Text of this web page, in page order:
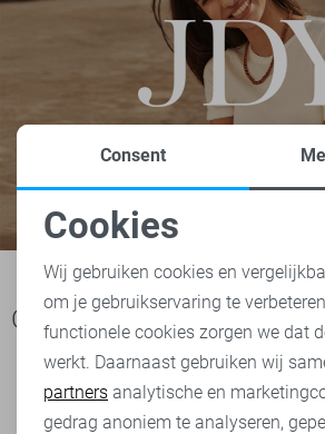
Ook het bekijken waard
Noodzakelijke cookies
Personalisatie cookies
Analytische cookies
Marketing cookies
Consent
Cookies
Wij gebruiken cookies en
om je gebruikservaring te
functionele cookies zorgen we dat
werkt. Daarnaast gebruiken wij
partners analytische en
gedrag anoniem te analyseren,